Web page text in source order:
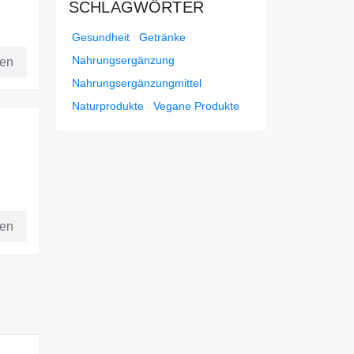
SCHLAGWÖRTER
Gesundheit
Getränke
Nahrungsergänzung
Nahrungsergänzungmittel
Naturprodukte
Vegane Produkte